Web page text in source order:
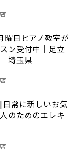
曜日ピアノ教室が
ン受付中｜足立
埼玉県
常に新しいお気
のためのエレキ